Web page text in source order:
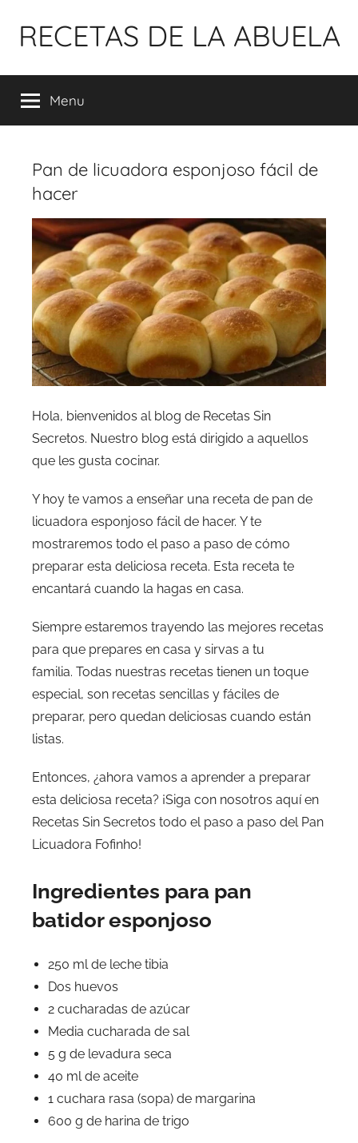
para
conteúdo
RECETAS DE LA ABUELA
Menu
Pan de licuadora esponjoso fácil de
hacer
Hola, bienvenidos al blog de Recetas Sin
Secretos. Nuestro blog está dirigido a aquellos
que les gusta cocinar.
Y hoy te vamos a enseñar una receta de pan de
licuadora esponjoso fácil de hacer. Y te
mostraremos todo el paso a paso de cómo
preparar esta deliciosa receta. Esta receta te
encantará cuando la hagas en casa.
Siempre estaremos trayendo las mejores recetas
para que prepares en casa y sirvas a tu
familia. Todas nuestras recetas tienen un toque
especial, son recetas sencillas y fáciles de
preparar, pero quedan deliciosas cuando están
listas.
Entonces, ¿ahora vamos a aprender a preparar
esta deliciosa receta? ¡Siga con nosotros aquí en
Recetas Sin Secretos todo el paso a paso del Pan
Licuadora Fofinho!
Ingredientes para pan
batidor esponjoso
250 ml de leche tibia
Dos huevos
2 cucharadas de azúcar
Media cucharada de sal
5 g de levadura seca
40 ml de aceite
1 cuchara rasa (sopa) de margarina
600 g de harina de trigo